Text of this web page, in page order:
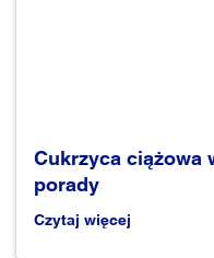
Cukrzyca ciążowa
porady
Czytaj więcej